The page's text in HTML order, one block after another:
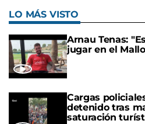
LO MÁS VISTO
Arnau Tenas:
jugar en el
Cargas
detenido tras
saturación